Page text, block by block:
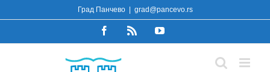
to
Град Панчево grad@pancevo.rs
FacebookRss YouTube